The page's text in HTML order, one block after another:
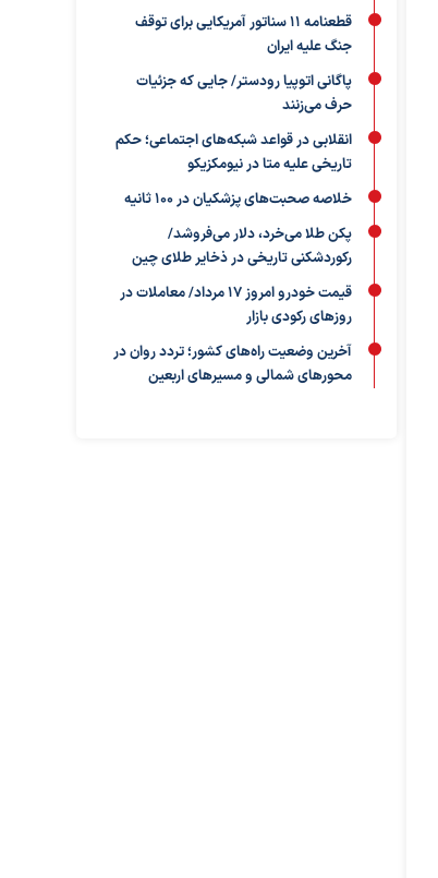
قطعنامه ۱۱ سناتور آمریکایی برای توقف
جنگ علیه ایران
پاگانی اتوپیا رودستر/ جایی که جزئیات
حرف می‌زنند
انقلابی در قواعد شبکه‌های اجتماعی؛ حکم
تاریخی علیه متا در نیومکزیکو
خلاصه صحبت‌های پزشکیان در ۱۰۰ ثانیه
پکن طلا می‌خرد، دلار می‌فروشد/
رکوردشکنی تاریخی در ذخایر طلای چین
قیمت خودرو امروز ۱۷ مرداد/ معاملات در
روزهای رکودی بازار
آخرین وضعیت راه‌های کشور؛ تردد روان در
محورهای شمالی و مسیرهای اربعین